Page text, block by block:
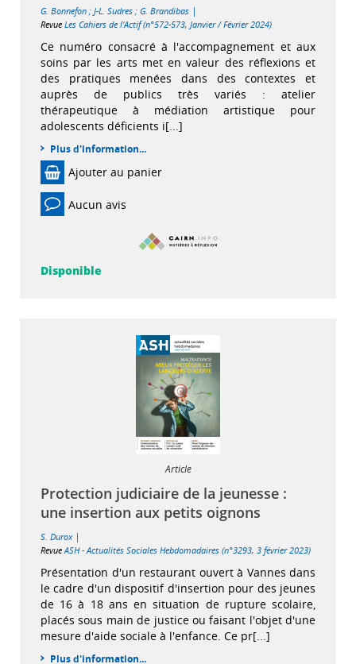
G. Bonnefon ; J-L. Sudres ; G. Brandibas |
Revue Les Cahiers de l'Actif (n°572-573, Janvier / Février 2024)
Ce numéro consacré à l'accompagnement et aux
soins par les arts met en valeur des réflexions et
des pratiques menées dans des contextes et
auprès de publics très variés : atelier
thérapeutique à médiation artistique pour
adolescents déficients i[...]
Plus d'information...
Ajouter au panier
Aucun avis
Disponible
Article
Protection judiciaire de la jeunesse :
une insertion aux petits oignons
S. Durox |
RevueASH - Actualités Sociales Hebdomadaires (n°3293, 3 février 2023)
Présentation d'un restaurant ouvert à Vannes dans
le cadre d'un dispositif d'insertion pour des jeunes
de 16 à 18 ans en situation de rupture scolaire,
placés sous main de justice ou faisant l'objet d'une
mesure d'aide sociale à l'enfance. Ce pr[...]
Plus d'information...